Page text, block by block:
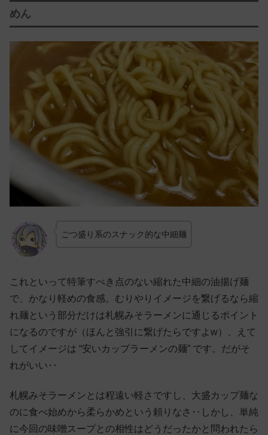
めん
ごつ盛り系のスナック的な中細麺
これといって特筆すべき点のない縮れた中細の油揚げ麺
で、かなり軽めの食感。むりやりイメージを繋げるなら縮
れ麺という部分だけは札幌みそラーメンに通じるポイント
になるのですが（ほんと強引に繋げたらですよw）、えて
してイメージは “安いカップラーメンの麺” です。だがそ
れがいい‥
札幌みそラーメンとは程遠い軽さですし、大盛カップ麺な
のに食べ始めから柔らかめという頼りなさ‥しかし、単純
に今回の味噌スープとの相性はどうだったかと問われたら